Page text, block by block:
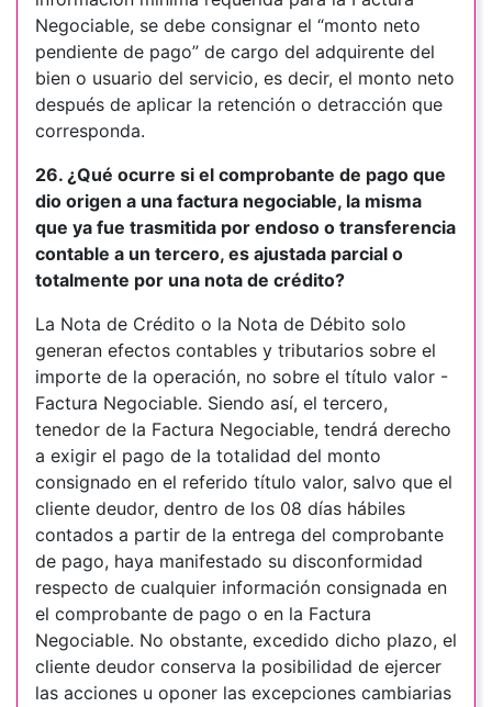
Negociable, se debe consignar el “monto neto
pendiente de pago” de cargo del adquirente del
bien o usuario del servicio, es decir, el monto neto
después de aplicar la retención o detracción que
corresponda.
26. ¿Qué ocurre si el comprobante de pago que
dio origen a una factura negociable, la misma
que ya fue trasmitida por endoso o transferencia
contable a un tercero, es ajustada parcial o
totalmente por una nota de crédito?
La Nota de Crédito o la Nota de Débito solo
generan efectos contables y tributarios sobre el
importe de la operación, no sobre el título valor -
Factura Negociable. Siendo así, el tercero,
tenedor de la Factura Negociable, tendrá derecho
a exigir el pago de la totalidad del monto
consignado en el referido título valor, salvo que el
cliente deudor, dentro de los 08 días hábiles
contados a partir de la entrega del comprobante
de pago, haya manifestado su disconformidad
respecto de cualquier información consignada en
el comprobante de pago o en la Factura
Negociable. No obstante, excedido dicho plazo, el
cliente deudor conserva la posibilidad de ejercer
las acciones u oponer las excepciones cambiarias